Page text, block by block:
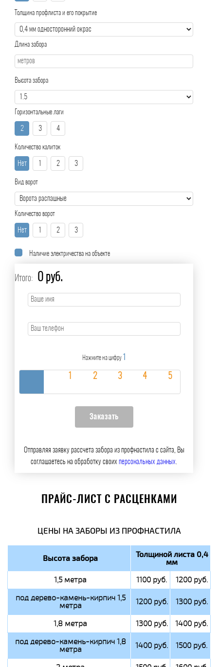
Толщина профлиста и его покрытие
Длина забора
Высота забора
Горизонтальные лаги
2 3 4
Количество калиток
Нет 2 3
Вид ворот
Количество ворот
Нет 2 3
Наличие электричества на объекте
Итого: 0 руб.
Нажмите на цифру 1
Отправляя заявку рассчета забора из профнастила с сайта, Вы
соглашаетесь на обработку своихперсональных данных.
ПРАЙС-ЛИСТ С РАСЦЕНКАМИ
ЦЕНЫ НА ЗАБОРЫ ИЗ ПРОФНАСТИЛА
Высота забора Толщиной листа 0,4
мм
1,5 метра 1100 руб.
1200 руб.
под дерево-камень-кирпич 1,5
метра 1200 руб. 1300 руб.
1,8 метра 1300 руб.
1400 руб.
под дерево-камень-кирпич 1,8
метра 1400 руб. 1500 руб.